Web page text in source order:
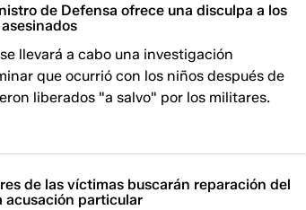
de Defensa ofrece una disculpa a los
llevará a cabo una investigación
que ocurrió con los niños después de
liberados "a salvo" por los militares.
de las víctimas buscarán reparación del
acusación particular